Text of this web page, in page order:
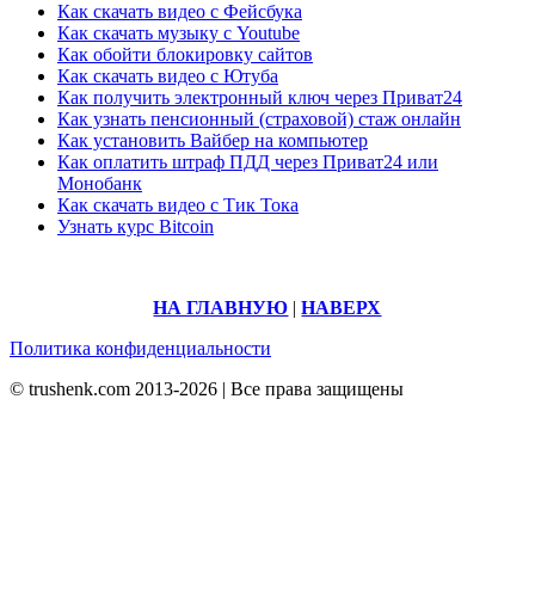
Как скачать видео с Фейсбука
Как скачать музыку с Youtube
Как обойти блокировку сайтов
Как скачать видео с Ютуба
Как получить электронный ключ через Приват24
Как узнать пенсионный (страховой) стаж онлайн
Как установить Вайбер на компьютер
Как оплатить штраф ПДД через Приват24 или
Монобанк
Как скачать видео с Тик Тока
Узнать курс Bitcoin
НА ГЛАВНУЮ |НАВЕРХ
Политика конфиденциальности
© trushenk.com 2013-2026 | Все права защищены